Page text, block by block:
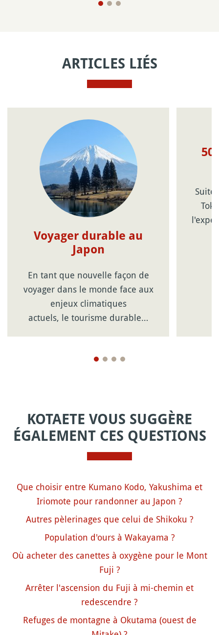
ARTICLES LIÉS
Voyager durable au
Japon
En tant que nouvelle façon de
voyager dans le monde face aux
enjeux climatiques
actuels, le tourisme durable…
50
Suite
KOTAETE VOUS SUGGÈRE
ÉGALEMENT CES QUESTIONS
Que choisir entre Kumano Kodo, Yakushima et
Iriomote pour randonner au Japon ?
Autres pèlerinages que celui de Shikoku ?
Population d'ours à Wakayama ?
Où acheter des canettes à oxygène pour le Mont
Fuji ?
Arrêter l'ascension du Fuji à mi-chemin et
redescendre ?
Refuges de montagne à Okutama (ouest de